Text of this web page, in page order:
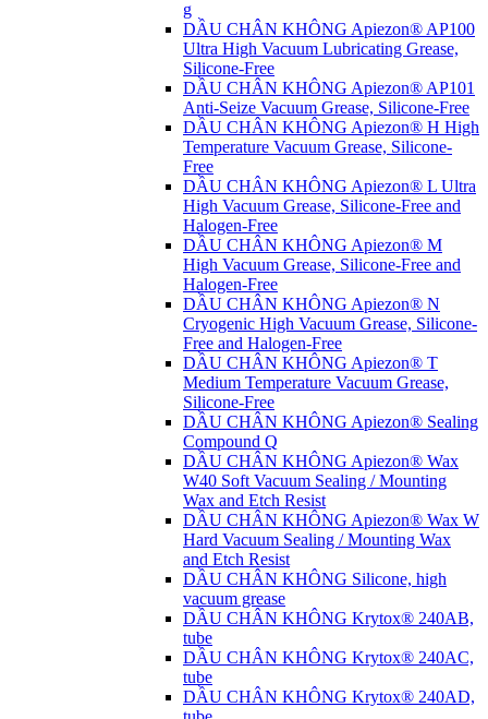
g
DẦU CHÂN KHÔNG Apiezon® AP100
Ultra High Vacuum Lubricating Grease,
Silicone-Free
DẦU CHÂN KHÔNG Apiezon® AP101
Anti-Seize Vacuum Grease, Silicone-Free
DẦU CHÂN KHÔNG Apiezon® H High
Temperature Vacuum Grease, Silicone-
Free
DẦU CHÂN KHÔNG Apiezon® L Ultra
High Vacuum Grease, Silicone-Free and
Halogen-Free
DẦU CHÂN KHÔNG Apiezon® M
High Vacuum Grease, Silicone-Free and
Halogen-Free
DẦU CHÂN KHÔNG Apiezon® N
Cryogenic High Vacuum Grease, Silicone-
Free and Halogen-Free
DẦU CHÂN KHÔNG Apiezon® T
Medium Temperature Vacuum Grease,
Silicone-Free
DẦU CHÂN KHÔNG Apiezon® Sealing
Compound Q
DẦU CHÂN KHÔNG Apiezon® Wax
W40 Soft Vacuum Sealing / Mounting
Wax and Etch Resist
DẦU CHÂN KHÔNG Apiezon® Wax W
Hard Vacuum Sealing / Mounting Wax
and Etch Resist
DẦU CHÂN KHÔNG Silicone, high
vacuum grease
DẦU CHÂN KHÔNG Krytox® 240AB,
tube
DẦU CHÂN KHÔNG Krytox® 240AC,
tube
DẦU CHÂN KHÔNG Krytox® 240AD,